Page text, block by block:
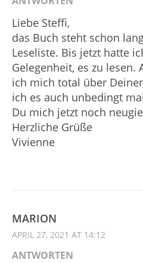
Liebe Steffi,
das Buch steht schon
Leseliste. Bis jetzt hatte
Gelegenheit, es zu lesen.
ich mich total über
ich es auch unbedingt
Du mich jetzt noch
Herzliche Grüße
Vivienne
MARION
APRIL 27, 2021 AT 14:12
ANTWORTEN